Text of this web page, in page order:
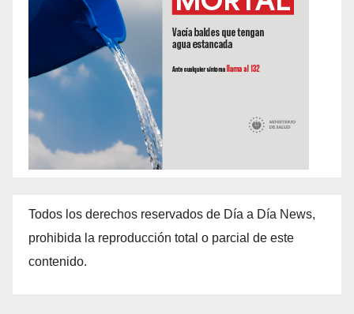
Todos los derechos reservados de Día a Día News,
prohibida la reproducción total o parcial de este
contenido.